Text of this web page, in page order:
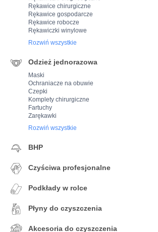
Rękawice chirurgiczne
Rękawice gospodarcze
Rękawice robocze
Rękawiczki winylowe
Rozwiń wszystkie
Odzież jednorazowa
Maski
Ochraniacze na obuwie
Czepki
Komplety chirurgiczne
Fartuchy
Zarękawki
Rozwiń wszystkie
BHP
Czyściwa profesjonalne
Podkłady w rolce
Płyny do czyszczenia
Akcesoria do czyszczenia